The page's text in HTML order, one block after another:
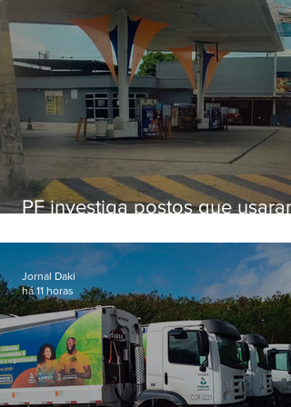
PF investiga postos que usaram
secretário morto em 2020
Jornal Daki
há 11 horas